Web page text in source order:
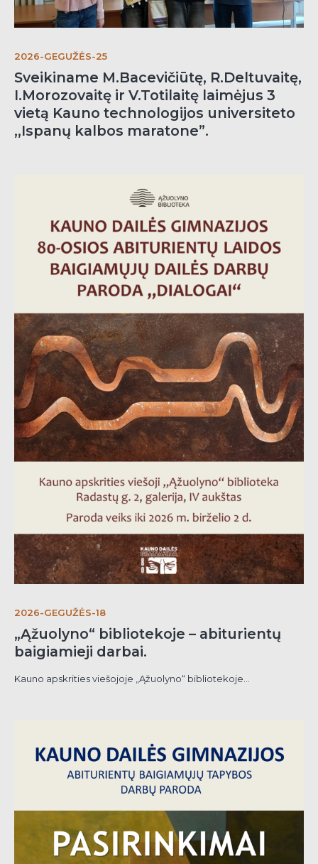
2026-GEGUŽĖS-25
Sveikiname M.Bacevičiūtę, R.Deltuvaitę,
I.Morozovaitę ir V.Totilaitę laimėjus 3
vietą Kauno technologijos universiteto
,,Ispanų kalbos maratone”.
2026-GEGUŽĖS-18
„Ąžuolyno“ bibliotekoje – abiturientų
baigiamieji darbai.
Kauno apskrities viešojoje „Ąžuolyno“ bibliotekoje...